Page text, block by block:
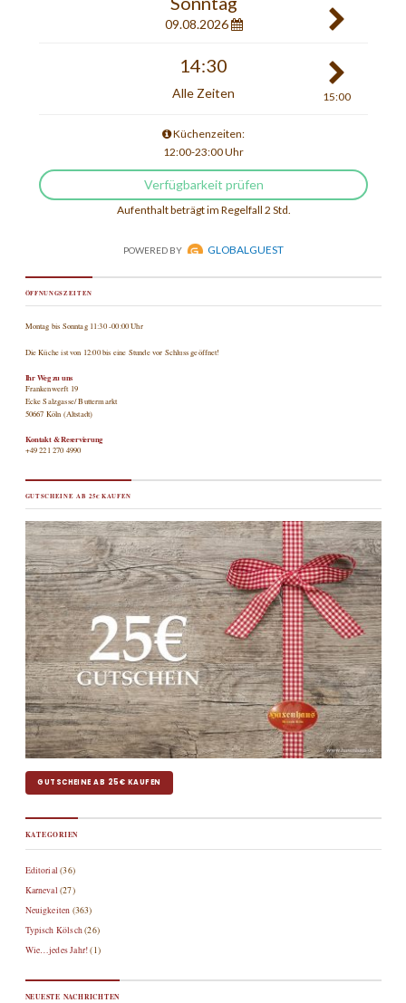
ÖFFNUNGSZEITEN
Montag bis Sonntag 11:30 -00:00 Uhr
Die Küche ist von 12:00 bis eine Stunde vor Schluss geöffnet!
Ihr Weg zu uns
Frankenwerft 19
Ecke Salzgasse/ Buttermarkt
50667 Köln (Altstadt)
Kontakt & Reservierung
+49 221 270 4990
GUTSCHEINE AB 25€ KAUFEN
GUTSCHEINE AB 25€ KAUFEN
KATEGORIEN
Editorial (36)
Karneval (27)
Neuigkeiten (363)
Typisch Kölsch(26)
Wie…jedes Jahr!(1)
NEUESTE NACHRICHTEN